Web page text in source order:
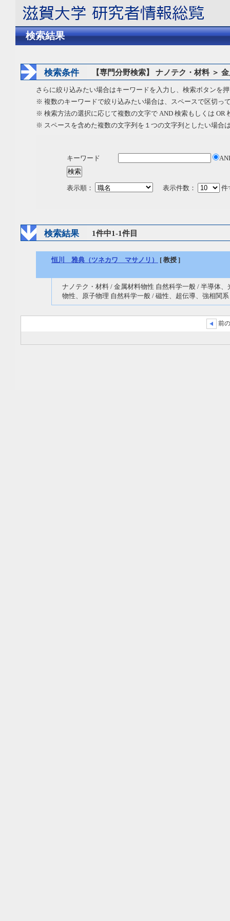
検索結果
検索条件 【専門分野検索】 ナノテク・材料 ＞
さらに絞り込みたい場合はキーワードを入力し、検索ボタンを
※ 複数のキーワードで絞り込みたい場合は、スペースで区切っ
※ 検索方法の選択に応じて複数の文字で AND 検索もしくは OR
※ スペースを含めた複数の文字列を１つの文字列としたい場合
キーワード
表示順： 表示件数： 件
検索結果 1件中1-1件目
恒川 雅典（ツネカワ マサノリ） [ 教授 ]
ナノテク・材料 / 金属材料物性 自然科学一般 / 半導体、
物性、原子物理 自然科学一般 / 磁性、超伝導、強相関系
前